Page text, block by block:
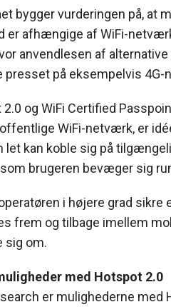
bygger vurderingen på, at
er afhængige af WiFi-
anvendlesen af
presset på eksempelvis 4G-
og WiFi Certified
WiFi-netværk, er
let kan koble sig på
brugeren bevæger sig
i højere grad
frem og tilbage imellem
sig om.
med Hotspot 2.0
er mulighederne